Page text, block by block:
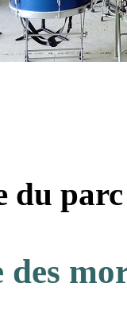
du
des